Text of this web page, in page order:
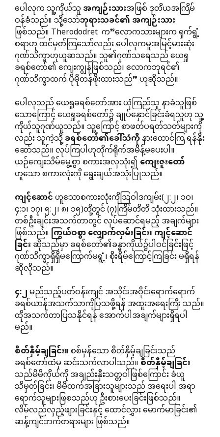
ပေါလုက သူ့ကိုယ်သူအကျဉ်းသားအဖြစ် ဒုတိယအကြိမ်
ဝန်ခံသည်။ သို့သော်ဘုရားသခင်၏အကျဉ်းသား
ဖြစ်သည်။ Therododret က”လောကသားများက ရှက်ရွံ့
စရာဟု ထင်မှတ်ကြသော်လည်း ပေါလုကမူအမြင့်မားဆုံး
ဂုဏ်သိက္ခာဟုယူဆသည်။ သူ၏ဂုဏ်သရေသည် ယေရှု
ခရစ်တော်၏ ကျေးကျွန်ဖြစ်သည်၊ လောကဘုရင်၏
ဂုဏ်သိက္ခာထက် ပိုမိုတန်ဖိုးထားသည်” ဟုဆိုသည်။
ပေါလုသည် ယေရှုခရစ်တော်အား ယုံကြည်သူ နာခံသူဖြစ်
သောကြောင့် ယေရှုခရစ်တော်၌ ချုပ်နှောင်ခြင်းခံရသူဟု သူ့
ကိုယ်သူဂုဏ်ယူသည်။ သူ့ကြောင့် စာဖတ်ပရတ်သတ်များကို
လည်း သူကဲ့သို့ခရစ်တော်၏ခေါ်သံကိုနားထောင်ကြ ရန်နိုး
ဆော်သည်။ လုပ်ကြပါဟုတိုက်ရိုက်အမိန့်မပေးပါ။
ယဉ်ကျေးသိမ်မွေ့စွာ စကားအလှသုံး၍ကျေးဇူးတော်
ဟူသော စကားလုံးကို ရွေးချယ်အသုံးပြုသည်။
ကျင့်ဆောင်ဟူသောစကားလုံးကိုဩဝါဒကျမ်း(၂:၂၊ ၁ဝ၊
၄:၁၊ ၁၇၊ ၅:၂၊ ၈၊ ၁၅)တို့တွင် (၇)ကြိမ်တိတိ သုံးထားသည်။
တစ်ဦးချင်းအသက်တာတွင် လုပ်ဆောင်ရမည့် အချက်များ
ဖြစ်သည်။ကြွယ်ဝစွာလျှောက်လှမ်းခြင်း၊ကျင့်ဆောင်
ခြင်းဆိုသည်မှာ ခရစ်တော်၏ခန္ဓာကိုယ်၌ပါဝင်ခြင်းဖြင့်
ဂုဏ်သိက္ခာရှိရှိမကြောက်မရွံ့၊ စိုးရိမ်ကြောင့်ကြခြင်း မရှိရန်
ဆိုလိုသည်။
၄:၂မည်သည့်ပတ်ဝန်းကျင် အသိုင်းအဝိုင်းရောက်ရောက်
ခရစ်ယာန်အသက်သာကိုပြသဖို့ရန် အထူးအရေးကြီး သည်။
ထိုအသက်တာပြသနိုင်ရန် အောက်ပါအချက်များရှိရပါ
မည်။
စိတ်နှိမ့်ချခြင်း။စစ်မှန်သော စိတ်နှိမ့်ချခြင်းသည်
ခရစ်တော်ထံမှ ဆင်းသက်လာပါသည်။စိတ်နှိမ့်ချခြင်း
သည်မိမိကိုယ်ကို အချည်းနှီးသတ္တဝါဖြစ်ကြောင်း ခံယူ
သိမှတ်ခြင်း၊ မိမိထက်အခြားသူများသည် အရေးပါ အရာ
ရောက်သူများဖြစသည်ဟု ဦးစားပေးခြင်းဖြစ်သည်။
လိမ်လည်လှည့်ဖျားခြင်းနှင့် ထောင်လွှား မောက်မာခြင်း၏
ဆန့်ကျင်ဘက်တရားများ ဖြစ်သည်။